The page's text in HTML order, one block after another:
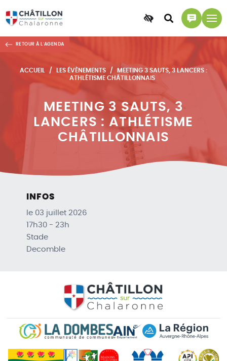
Accessibilité
Accéder
à
Accéder
à
contact
ACCUEIL LES ÉVÈNEMENTS
MEETING 3 SAUTS, 3 LANCERS :
ATHLÉTISME CHÂTILLONNAIS
MEETING 3 SAUTS, 3
LANCERS : ATHLÉTISME
CHÂTILLONNAIS
RETOUR À L'AGENDA
INFOS
le 03 juillet 2026
17h30 - 23h
Stade
Decomble